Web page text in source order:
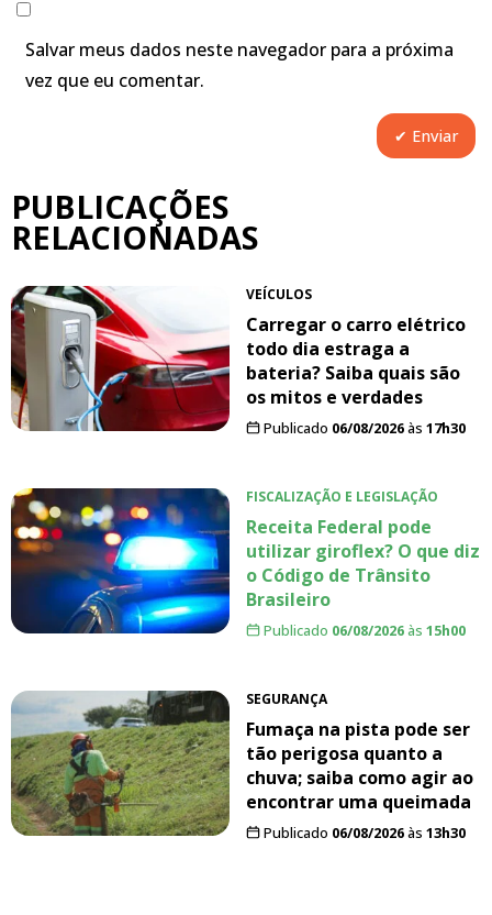
Salvar meus dados neste navegador para a próxima
vez que eu comentar.
PUBLICAÇÕES
RELACIONADAS
VEÍCULOS
Carregar o carro elétrico
todo dia estraga a
bateria? Saiba quais são
os mitos e verdades
Publicado 06/08/2026às 17h30
FISCALIZAÇÃO E LEGISLAÇÃO
Receita Federal pode
utilizar giroflex? O que diz
o Código de Trânsito
Brasileiro
Publicado 06/08/2026às 15h00
SEGURANÇA
Fumaça na pista pode ser
tão perigosa quanto a
chuva; saiba como agir ao
encontrar uma queimada
Publicado 06/08/2026às 13h30